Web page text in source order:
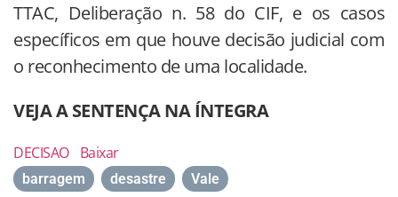
TTAC, Deliberação n. 58 do CIF, e os casos
específicos em que houve decisão judicial com
o reconhecimento de uma localidade.
VEJA A SENTENÇA NA ÍNTEGRA
DECISAO Baixar
barragem desastre Vale